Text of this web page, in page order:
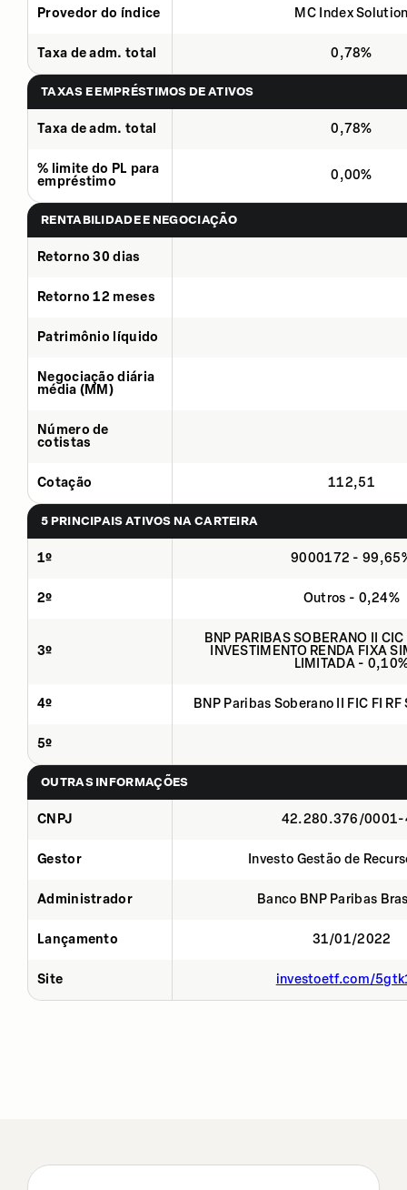
Provedor do índice MC Index
Taxa de adm. total 0,78%
TAXAS E EMPRÉSTIMOS DE ATIVOS
Taxa de adm. total 0,78%
% limite do PL para
empréstimo
0,00%
RENTABILIDADE E NEGOCIAÇÃO
Retorno 30 dias
Retorno 12 meses
Patrimônio líquido
Negociação diária
média (MM)
Número de
cotistas
Cotação 112,51
5 PRINCIPAIS ATIVOS NA CARTEIRA
1º 9000172 -
2º Outros - 0,24%
3º
BNP PARIBAS SOBERANO II
INVESTIMENTO RENDA FIXA
LIMITADA -
4º BNP Paribas Soberano II FIC FI
5º
OUTRAS INFORMAÇÕES
CNPJ 42.280.376/0001-
Gestor Investo Gestão de
Administrador Banco BNP Paribas
Lançamento 31/01/2022
Site investoetf.com/